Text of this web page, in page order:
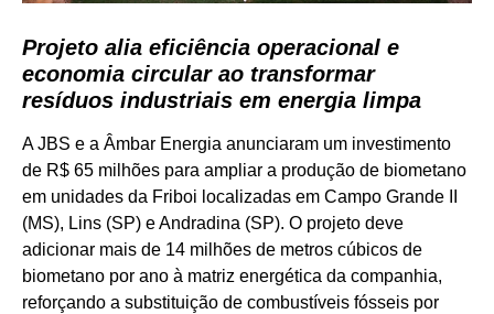
Projeto alia eficiência operacional e
economia circular ao transformar
resíduos industriais em energia limpa
A JBS e a Âmbar Energia anunciaram um investimento
de R$ 65 milhões para ampliar a produção de biometano
em unidades da Friboi localizadas em Campo Grande II
(MS), Lins (SP) e Andradina (SP). O projeto deve
adicionar mais de 14 milhões de metros cúbicos de
biometano por ano à matriz energética da companhia,
reforçando a substituição de combustíveis fósseis por